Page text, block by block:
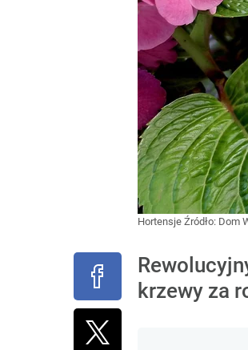
Hortensje Źródło: Dom
krzewy za